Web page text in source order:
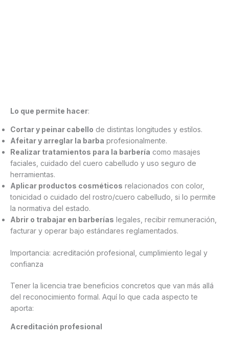
Lo que permite hacer:
Cortar y peinar cabello de distintas longitudes y estilos.
Afeitar y arreglar la barba profesionalmente.
Realizar tratamientos para la barbería como masajes
faciales, cuidado del cuero cabelludo y uso seguro de
herramientas.
Aplicar productos cosméticos relacionados con color,
tonicidad o cuidado del rostro/cuero cabelludo, si lo permite
la normativa del estado.
Abrir o trabajar en barberías legales, recibir remuneración,
facturar y operar bajo estándares reglamentados.
Importancia: acreditación profesional, cumplimiento legal y
confianza
Tener la licencia trae beneficios concretos que van más allá
del reconocimiento formal. Aquí lo que cada aspecto te
aporta:
Acreditación profesional